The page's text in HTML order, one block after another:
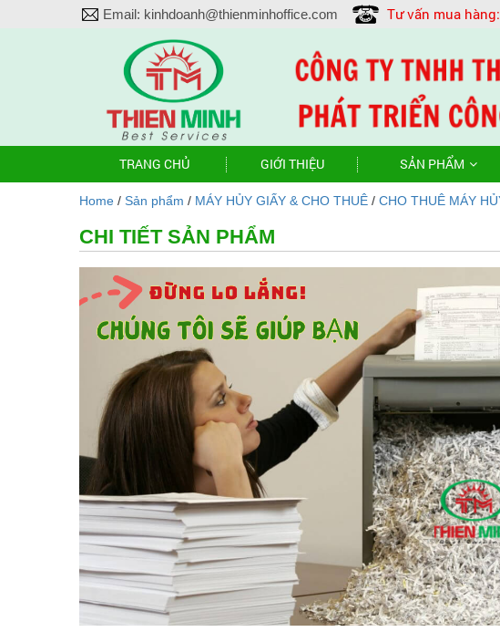
Email: kinhdoanh@thienminhoffice.com Tư vấn mua hàng:
TRANG CHỦ GIỚI THIỆU SẢN PHẨM
Home / Sản phẩm / MÁY HỦY GIẤY & CHO THUÊ / CHO THUÊ MÁY
CHI TIẾT SẢN PHẨM